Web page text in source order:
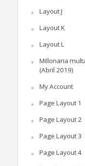
Layout J
Layout K
Layout L
Millonaria
(Abril 2019)
My Account
Page Layout 1
Page Layout 2
Page Layout 3
Page Layout 4